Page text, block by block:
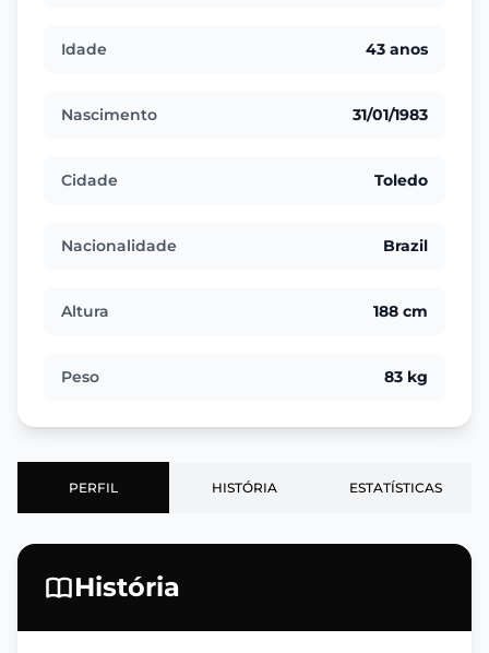
Idade 43 anos
Nascimento 31/01/1983
Cidade Toledo
Nacionalidade Brazil
Altura 188 cm
Peso 83 kg
PERFIL HISTÓRIA ESTATÍSTICAS
História